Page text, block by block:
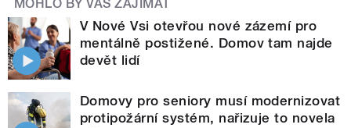
MOHLO BY VÁS ZAJÍMAT
V Nové Vsi otevřou nové zázemí pro
mentálně postižené. Domov tam najde
devět lidí
Domovy pro seniory musí modernizovat
protipožární systém, nařizuje to novela